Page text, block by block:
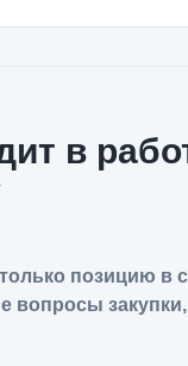
в
позицию в
вопросы